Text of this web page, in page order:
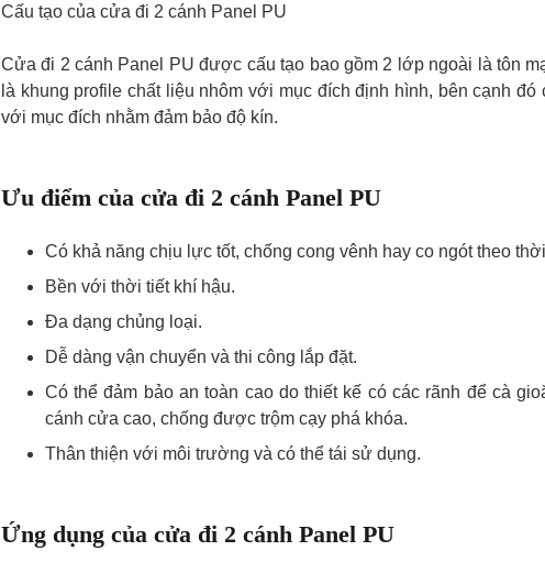
Cấu tạo của cửa đi 2 cánh Panel PU
Cửa đi 2 cánh Panel PU được cấu tạo bao gồm 2 lớp ngoài là tôn
là khung profile chất liệu nhôm với mục đích định hình, bên cạnh
với mục đích nhằm đảm bảo độ kín.
Ưu điểm của cửa đi 2 cánh Panel PU
Có khả năng chịu lực tốt, chống cong vênh hay co ngót theo
Bền với thời tiết khí hậu.
Đa dạng chủng loại.
Dễ dàng vận chuyển và thi công lắp đặt.
Có thể đảm bảo an toàn cao do thiết kế có các rãnh để cà
cánh cửa cao, chống được trộm cạy phá khóa.
Thân thiện với môi trường và có thể tái sử dụng.
Ứng dụng của cửa đi 2 cánh Panel PU